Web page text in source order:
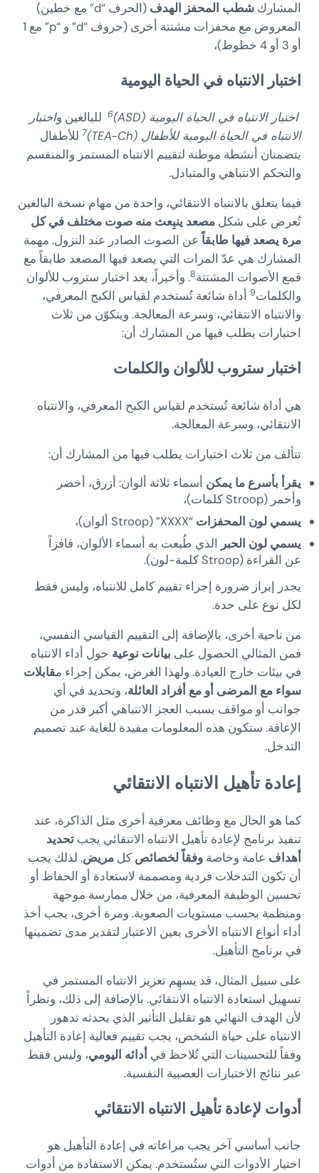
المشارك شطب المحفز الهدف
(الحرف “d” مع خطين)
المعروض مع محفزات مشتتة أخرى (حروف “d” و “p” مع 1
أو 3 أو 4 خطوط)،
اختبار الانتباه في الحياة اليومية
اختبار الانتباه في الحياة اليومية (ASD) 6 للبالغين واختبار
الانتباه في الحياة اليومية للأطفال (TEA-Ch)
7 للأطفال
يتضمنان أنشطة موطنة لتقييم الانتباه المستمر والمنقسم
والتحكم الانتباهي والمتبادل.
فيما يتعلق بالانتباه الانتقائي، واحدة من مهام نسخة البالغين
تُعرض على شكل مصعد ينبِعث منه صوت مختلف في كل
مرة يصعد فيها طابقاً عن الصوت الصادر عند النزول. مهمة
المشارك هي عدّ المرات التي يصعد فيها المصعد طابقاً مع
قمع الأصوات المشتتة8. وأخيراً، يعد اختبار ستروب للألوان
والكلمات9أداة شائعة تُستخدم لقياس الكبح المعرفي،
والانتباه الانتقائي، وسرعة المعالجة. ويتكوّن من ثلاث
اختبارات يطلب فيها من المشارك أن:
اختبار ستروب للألوان والكلمات
هي أداة شائعة تُستخدم لقياس الكبح المعرفي، والانتباه
الانتقائي، وسرعة المعالجة.
تتألف من ثلاث اختبارات يطلب فيها من المشارك أن:
يقرأ بأسرع ما يمكن أسماء ثلاثة ألوان: أزرق، أخضر
وأحمر (Stroop كلمات)،
يسمي لون المحفزات “XXXX” (Stroop ألوان)،
يسمي لون الحبر الذي طُبعت به أسماء الألوان، قافزاً
عن القراءة (Stroop كلمة-لون).
يجدر إبراز ضرورة إجراء تقييم كامل للانتباه، وليس فقط
لكل نوع على حدة.
من ناحية أخرى، بالإضافة إلى التقييم القياسي النفسي،
فمن المثالي الحصول على بيانات نوعية حول أداء الانتباه
في بيئات خارج العيادة. ولهذا الغرض، يمكن إجراء مقابلات
سواء مع المرضى أو مع أفراد العائلة، وتحديد في أي
جوانب أو مواقف يسبب العجز الانتباهي أكبر قدر من
الإعاقة. ستكون هذه المعلومات مفيدة للغاية عند تصميم
التدخل.
إعادة تأهيل الانتباه الانتقائي
كما هو الحال مع وظائف معرفية أخرى مثل الذاكرة، عند
تنفيذ برنامج لإعادة تأهيل الانتباه الانتقائي يجب تحديد
أهداف عامة وخاصة وفقاً لخصائص كل مريض. لذلك يجب
أن تكون التدخلات فردية ومصممة لاستعادة أو الحفاظ أو
تحسين الوظيفة المعرفية، من خلال ممارسة موجهة
ومنظمة بحسب مستويات الصعوبة. ومرة أخرى، يجب أخذ
أداء أنواع الانتباه الأخرى بعين الاعتبار لتقدير مدى تضمينها
في برنامج التأهيل.
على سبيل المثال، قد يسهِم تعزيز الانتباه المستمر في
تسهيل استعادة الانتباه الانتقائي. بالإضافة إلى ذلك، ونظراً
لأن الهدف النهائي هو تقليل التأثير الذي يحدثه تدهور
الانتباه على حياة الشخص، يجب تقييم فعالية إعادة التأهيل
وفقاً للتحسينات التي تُلاحظ في أدائه اليومي، وليس فقط
عبر نتائج الاختبارات العصبية النفسية.
أدوات لإعادة تأهيل الانتباه الانتقائي
جانب أساسي آخر يجب مراعاته في إعادة التأهيل هو
اختيار الأدوات التي ستُستخدم. يمكن الاستفادة من أدوات